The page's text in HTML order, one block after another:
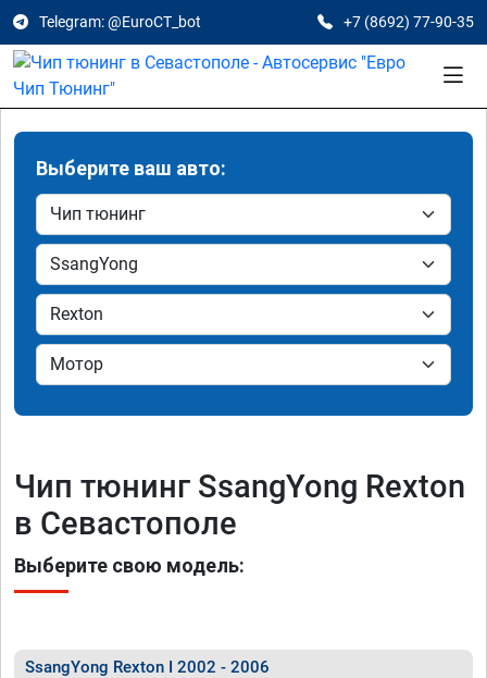
Telegram: @EuroCT_bot +7 (8692) 77-90-35
Выберите ваш авто:
Чип тюнинг SsangYong Rexton
в Севастополе
Выберите свою модель:
SsangYong Rexton I 2002 - 2006